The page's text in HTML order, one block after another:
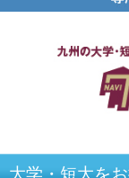
大学・短大を